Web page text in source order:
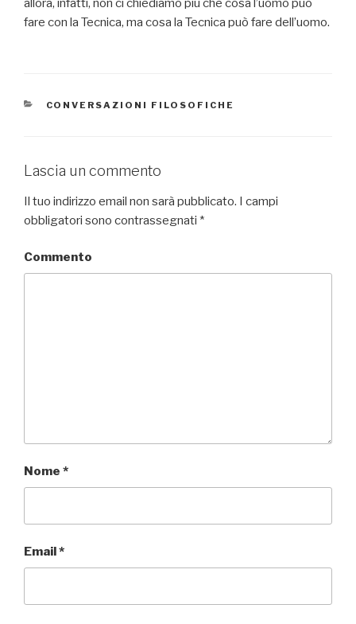
allora, infatti, non ci chiediamo più che cosa l’uomo può
fare con la Tecnica, ma cosa la Tecnica può fare dell’uomo.
CATEGORIE
CONVERSAZIONI FILOSOFICHE
Lascia un commento
Il tuo indirizzo email non sarà pubblicato. I campi
obbligatori sono contrassegnati *
Commento
Nome *
Email*